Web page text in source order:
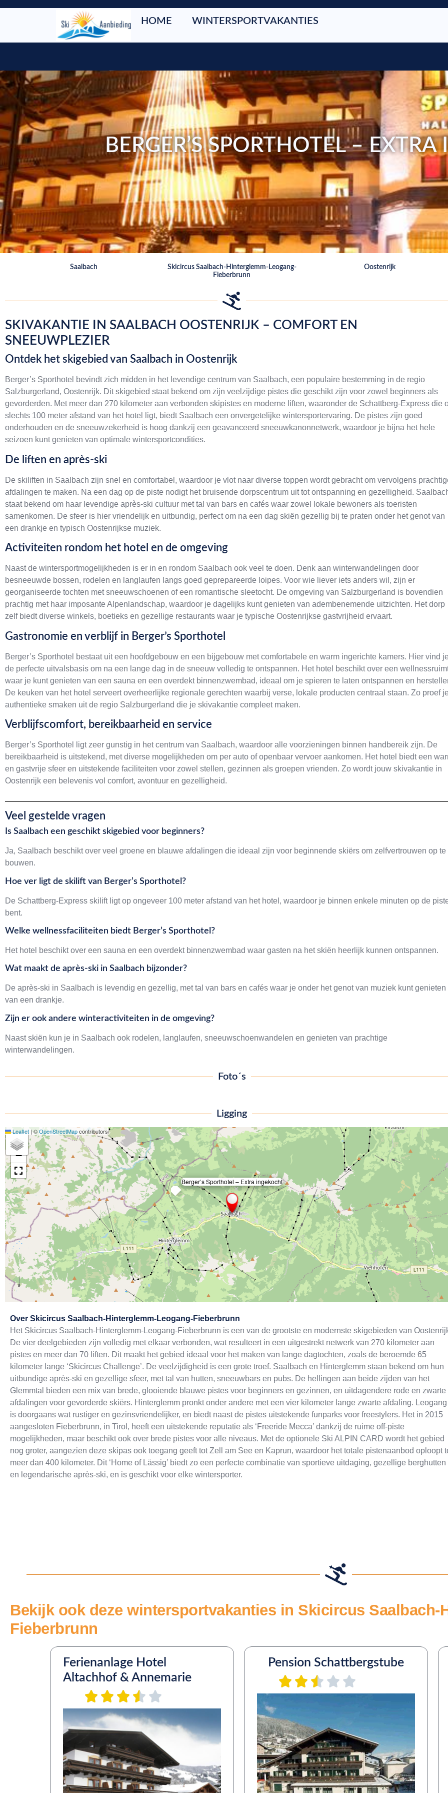
HOME WINTERSPORTVAKANTIES
BERGER’S SPORTHOTEL –
Saalbach
Skicircus Saalbach-Hinterglemm-Leogang-
Fieberbrunn
Oostenrijk
SKIVAKANTIE IN SAALBACH OOSTENRIJK – COMFORT EN
SNEEUWPLEZIER
Ontdek het skigebied van Saalbach in Oostenrijk
Berger’s Sporthotel bevindt zich midden in het levendige centrum van Saalbach, een populaire bestemming in de regio
Salzburgerland, Oostenrijk. Dit skigebied staat bekend om zijn veelzijdige pistes die geschikt zijn voor zowel beginners als
gevorderden. Met meer dan 270 kilometer aan verbonden skipistes en moderne liften, waaronder de Schattberg-Express die
slechts 100 meter afstand van het hotel ligt, biedt Saalbach een onvergetelijke wintersportervaring. De pistes zijn goed
onderhouden en de sneeuwzekerheid is hoog dankzij een geavanceerd sneeuwkanonnetwerk, waardoor je bijna het hele
seizoen kunt genieten van optimale wintersportcondities.
De liften en après-ski
De skiliften in Saalbach zijn snel en comfortabel, waardoor je vlot naar diverse toppen wordt gebracht om vervolgens
afdalingen te maken. Na een dag op de piste nodigt het bruisende dorpscentrum uit tot ontspanning en gezelligheid.
staat bekend om haar levendige après-ski cultuur met tal van bars en cafés waar zowel lokale bewoners als toeristen
samenkomen. De sfeer is hier vriendelijk en uitbundig, perfect om na een dag skiën gezellig bij te praten onder het genot van
een drankje en typisch Oostenrijkse muziek.
Activiteiten rondom het hotel en de omgeving
Naast de wintersportmogelijkheden is er in en rondom Saalbach ook veel te doen. Denk aan winterwandelingen door
besneeuwde bossen, rodelen en langlaufen langs goed geprepareerde loipes. Voor wie liever iets anders wil, zijn er
georganiseerde tochten met sneeuwschoenen of een romantische sleetocht. De omgeving van Salzburgerland is bovendien
prachtig met haar imposante Alpenlandschap, waardoor je dagelijks kunt genieten van adembenemende uitzichten. Het dorp
zelf biedt diverse winkels, boetieks en gezellige restaurants waar je typische Oostenrijkse gastvrijheid ervaart.
Gastronomie en verblijf in Berger’s Sporthotel
Berger’s Sporthotel bestaat uit een hoofdgebouw en een bijgebouw met comfortabele en warm ingerichte kamers. Hier vind
de perfecte uitvalsbasis om na een lange dag in de sneeuw volledig te ontspannen. Het hotel beschikt over een
waar je kunt genieten van een sauna en een overdekt binnenzwembad, ideaal om je spieren te laten ontspannen en
De keuken van het hotel serveert overheerlijke regionale gerechten waarbij verse, lokale producten centraal staan. Zo proef
authentieke smaken uit de regio Salzburgerland die je skivakantie compleet maken.
Verblijfscomfort, bereikbaarheid en service
Berger’s Sporthotel ligt zeer gunstig in het centrum van Saalbach, waardoor alle voorzieningen binnen handbereik zijn. De
bereikbaarheid is uitstekend, met diverse mogelijkheden om per auto of openbaar vervoer aankomen. Het hotel biedt een
en gastvrije sfeer en uitstekende faciliteiten voor zowel stellen, gezinnen als groepen vrienden. Zo wordt jouw skivakantie in
Oostenrijk een belevenis vol comfort, avontuur en gezelligheid.
Veel gestelde vragen
Is Saalbach een geschikt skigebied voor beginners?
Ja, Saalbach beschikt over veel groene en blauwe afdalingen die ideaal zijn voor beginnende skiërs om zelfvertrouwen op te
bouwen.
Hoe ver ligt de skilift van Berger’s Sporthotel?
De Schattberg-Express skilift ligt op ongeveer 100 meter afstand van het hotel, waardoor je binnen enkele minuten op de
bent.
Welke wellnessfaciliteiten biedt Berger’s Sporthotel?
Het hotel beschikt over een sauna en een overdekt binnenzwembad waar gasten na het skiën heerlijk kunnen ontspannen.
Wat maakt de après-ski in Saalbach bijzonder?
De après-ski in Saalbach is levendig en gezellig, met tal van bars en cafés waar je onder het genot van muziek kunt genieten
van een drankje.
Zijn er ook andere winteractiviteiten in de omgeving?
Naast skiën kun je in Saalbach ook rodelen, langlaufen, sneeuwschoenwandelen en genieten van prachtige
winterwandelingen.
Foto´s
Ligging
Berger’s Sporthotel – Extra ingekocht
×
+
−
Leaflet | ©OpenStreetMapcontributors
Over Skicircus Saalbach-Hinterglemm-Leogang-Fieberbrunn
Het Skicircus Saalbach-Hinterglemm-Leogang-Fieberbrunn is een van de grootste en modernste skigebieden van
De vier deelgebieden zijn volledig met elkaar verbonden, wat resulteert in een uitgestrekt netwerk van 270 kilometer aan
pistes en meer dan 70 liften. Dit maakt het gebied ideaal voor het maken van lange dagtochten, zoals de beroemde 65
kilometer lange ‘Skicircus Challenge’. De veelzijdigheid is een grote troef. Saalbach en Hinterglemm staan bekend om hun
uitbundige après-ski en gezellige sfeer, met tal van hutten, sneeuwbars en pubs. De hellingen aan beide zijden van het
Glemmtal bieden een mix van brede, glooiende blauwe pistes voor beginners en gezinnen, en uitdagendere rode en zwarte
afdalingen voor gevorderde skiërs. Hinterglemm pronkt onder andere met een vier kilometer lange zwarte afdaling. Leogang
is doorgaans wat rustiger en gezinsvriendelijker, en biedt naast de pistes uitstekende funparks voor freestylers. Het in 2015
aangesloten Fieberbrunn, in Tirol, heeft een uitstekende reputatie als ‘Freeride Mecca’ dankzij de ruime off-piste
mogelijkheden, maar beschikt ook over brede pistes voor alle niveaus. Met de optionele Ski ALPIN CARD wordt het gebied
nog groter, aangezien deze skipas ook toegang geeft tot Zell am See en Kaprun, waardoor het totale pistenaanbod oploopt
meer dan 400 kilometer. Dit ‘Home of Lässig’ biedt zo een perfecte combinatie van sportieve uitdaging, gezellige berghutten
en legendarische après-ski, en is geschikt voor elke wintersporter.
Bekijk ook deze wintersportvakanties in Skicircus Saalbach-
Fieberbrunn
Ferienanlage Hotel
Altachhof & Annemarie
Pension Schattbergstube